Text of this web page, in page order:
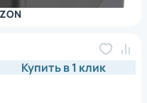
Купить в 1 клик